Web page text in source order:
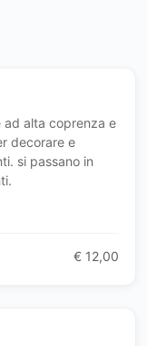
ad alta coprenza e
decorare e
si passano in
€ 12,00